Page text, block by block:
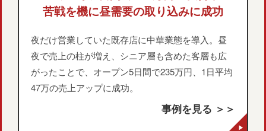
苦戦を機に昼需要の取り込みに成功
夜だけ営業していた既存店に中華業態を導入。昼
夜で売上の柱が増え、シニア層も含めた客層も広
がったことで、オープン5日間で235万円、1日平均
47万の売上アップに成功。
事例を見る ＞＞